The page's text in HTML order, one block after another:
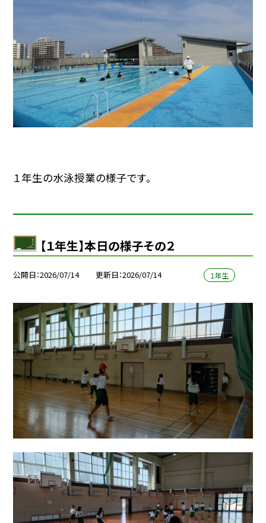
１年生の水泳授業の様子です。
【１年生】本日の様子その２
公開日 2026/07/14 更新日 2026/07/14 １年生